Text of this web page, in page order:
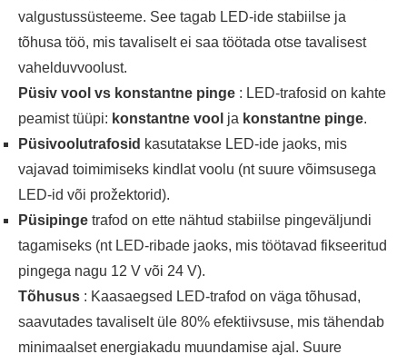
valgustussüsteeme. See tagab LED-ide stabiilse ja
tõhusa töö, mis tavaliselt ei saa töötada otse tavalisest
vahelduvvoolust.
Püsiv vool vs konstantne pinge : LED-trafosid on kahte
peamist tüüpi: konstantne vool ja konstantne pinge.
Püsivoolutrafosid kasutatakse LED-ide jaoks, mis
vajavad toimimiseks kindlat voolu (nt suure võimsusega
LED-id või prožektorid).
Püsipinge trafod on ette nähtud stabiilse pingeväljundi
tagamiseks (nt LED-ribade jaoks, mis töötavad fikseeritud
pingega nagu 12 V või 24 V).
Tõhusus : Kaasaegsed LED-trafod on väga tõhusad,
saavutades tavaliselt üle 80% efektiivsuse, mis tähendab
minimaalset energiakadu muundamise ajal. Suure